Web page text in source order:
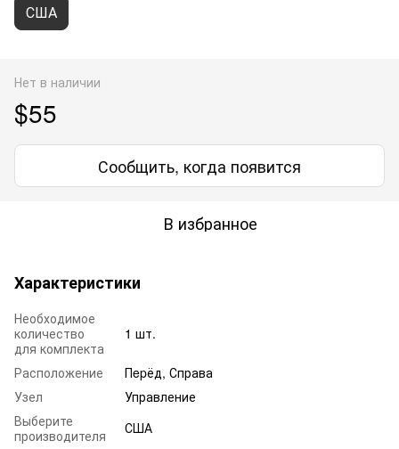
США
Нет в наличии
$55
Сообщить, когда появится
В избранное
Характеристики
Необходимое
количество
для комплекта
1 шт.
Расположение
Пepёд, Справа
Узел
Управление
Выберите
производителя
США